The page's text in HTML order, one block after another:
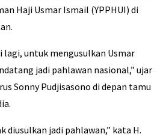
Haji Usmar Ismail (YPPHUI) di
lagi, untuk mengusulkan Usmar
jadi pahlawan nasional,” ujar
Sonny Pudjisasono di depan tamu
diusulkan jadi pahlawan,” kata H.